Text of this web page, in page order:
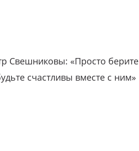
Свешниковы: «Просто берите
счастливы вместе с ним»